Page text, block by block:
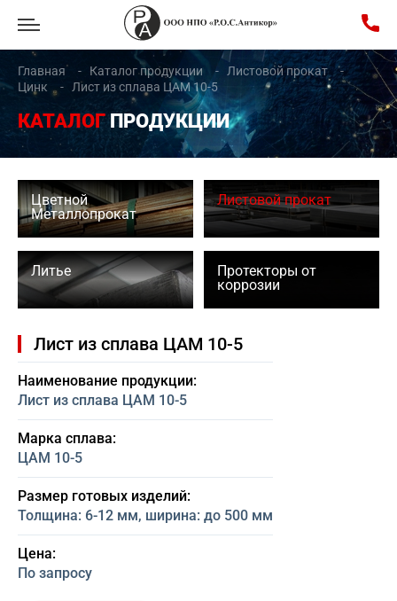
Главная Каталог продукции
Листовой прокат
Цинк
Лист из сплава ЦАМ 10-5
КАТАЛОГПРОДУКЦИИ
Цветной
Металлопрокат
Листовой прокат
Литье
Протекторы от
коррозии
Лист из сплава ЦАМ 10-5
Наименование продукции:
Лист из сплава ЦАМ 10-5
Марка сплава:
ЦАМ 10-5
Размер готовых изделий:
Толщина: 6-12 мм, ширина: до 500 мм
Цена:
По запросу